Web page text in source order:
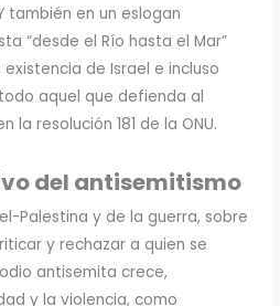
también en un eslogan
“desde el Río hasta el Mar”
de Israel e incluso
aquel que defienda al
la resolución 181 de la ONU.
del antisemitismo
Palestina y de la guerra, sobre
y rechazar a quien se
antisemita crece,
y la violencia, como